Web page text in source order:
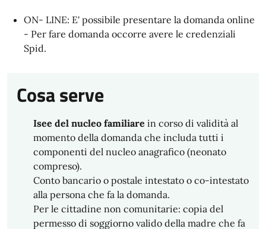
ON- LINE: E' possibile presentare la domanda online
- Per fare domanda occorre avere le credenziali
Spid.
Cosa serve
Isee del nucleo familiare in corso di validità al
momento della domanda che includa tutti i
componenti del nucleo anagrafico (neonato
compreso).
Conto bancario o postale intestato o co-intestato
alla persona che fa la domanda.
Per le cittadine non comunitarie: copia del
permesso di soggiorno valido della madre che fa